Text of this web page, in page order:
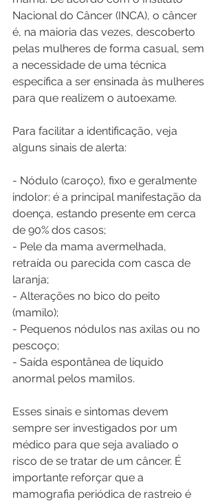
Nacional do Câncer (INCA), o câncer
é, na maioria das vezes, descoberto
pelas mulheres de forma casual, sem
a necessidade de uma técnica
específica a ser ensinada às mulheres
para que realizem o autoexame.
Para facilitar a identificação, veja
alguns sinais de alerta:
- Nódulo (caroço), fixo e geralmente
indolor: é a principal manifestação da
doença, estando presente em cerca
de 90% dos casos;
- Pele da mama avermelhada,
retraída ou parecida com casca de
laranja;
- Alterações no bico do peito
(mamilo);
- Pequenos nódulos nas axilas ou no
pescoço;
- Saída espontânea de líquido
anormal pelos mamilos.
Esses sinais e sintomas devem
sempre ser investigados por um
médico para que seja avaliado o
risco de se tratar de um câncer. É
importante reforçar que a
mamografia periódica de rastreio é